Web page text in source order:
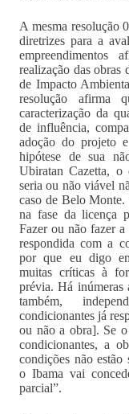
A mesma resolução
diretrizes para a
empreendimentos
realização das obras
de Impacto
resolução afirma
caracterização da
de influência,
adoção do projeto
hipótese de sua
Ubiratan Cazetta, o
seria ou não viável
caso de Belo Monte.
na fase da licença
Fazer ou não fazer
respondida com a
por que eu digo
muitas críticas à
prévia. Há inúmeras
também,
condicionantes já
ou não a obra]. Se o
condicionantes, a
condições não estão
o Ibama vai
parcial”.